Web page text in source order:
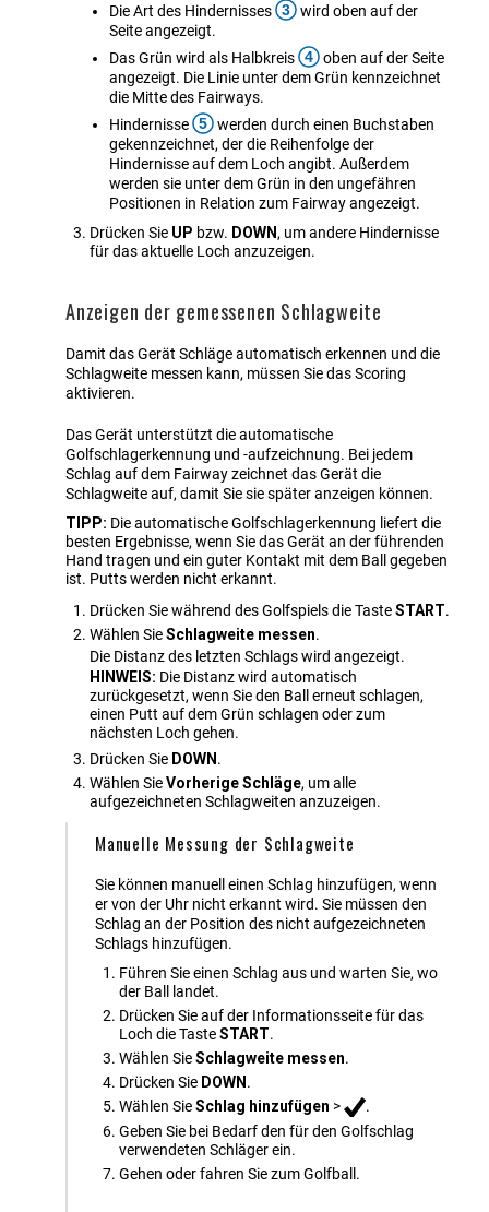
Die Art des Hindernisses 3 wird oben auf der
Seite angezeigt.
Das Grün wird als Halbkreis 4 oben auf der Seite
angezeigt. Die Linie unter dem Grün kennzeichnet
die Mitte des Fairways.
Hindernisse 5 werden durch einen Buchstaben
gekennzeichnet, der die Reihenfolge der
Hindernisse auf dem Loch angibt. Außerdem
werden sie unter dem Grün in den ungefähren
Positionen in Relation zum Fairway angezeigt.
Drücken Sie UP bzw. DOWN , um andere Hindernisse
für das aktuelle Loch anzuzeigen.
Anzeigen der gemessenen Schlagweite
Damit das Gerät Schläge automatisch erkennen und die
Schlagweite messen kann, müssen Sie das Scoring
aktivieren.
Das Gerät unterstützt die automatische
Golfschlagerkennung und -aufzeichnung. Bei jedem
Schlag auf dem Fairway zeichnet das Gerät die
Schlagweite auf, damit Sie sie später anzeigen können.
TIPP: Die automatische Golfschlagerkennung liefert die
besten Ergebnisse, wenn Sie das Gerät an der führenden
Hand tragen und ein guter Kontakt mit dem Ball gegeben
ist. Putts werden nicht erkannt.
Drücken Sie während des Golfspiels die TasteSTART.
Wählen SieSchlagweite messen.
Die Distanz des letzten Schlags wird angezeigt.
HINWEIS: Die Distanz wird automatisch
zurückgesetzt, wenn Sie den Ball erneut schlagen,
einen Putt auf dem Grün schlagen oder zum
nächsten Loch gehen.
Drücken Sie DOWN .
Wählen SieVorherige Schläge, um alle
aufgezeichneten Schlagweiten anzuzeigen.
Manuelle Messung der Schlagweite
Sie können manuell einen Schlag hinzufügen, wenn
er von der Uhr nicht erkannt wird. Sie müssen den
Schlag an der Position des nicht aufgezeichneten
Schlags hinzufügen.
Führen Sie einen Schlag aus und warten Sie, wo
der Ball landet.
Drücken Sie auf der Informationsseite für das
Loch die TasteSTART.
Wählen SieSchlagweite messen.
Drücken Sie DOWN .
Wählen SieSchlag hinzufügen >
.
Geben Sie bei Bedarf den für den Golfschlag
verwendeten Schläger ein.
Gehen oder fahren Sie zum Golfball.